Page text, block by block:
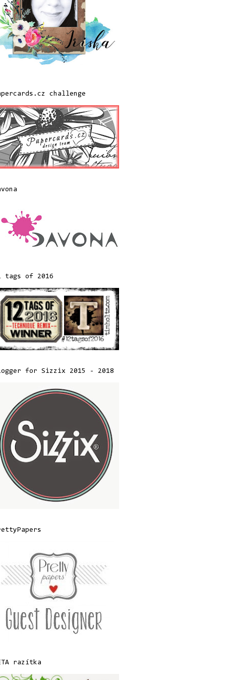
challenge
tags of 2016
for Sizzix 2015 - 2018
razítka